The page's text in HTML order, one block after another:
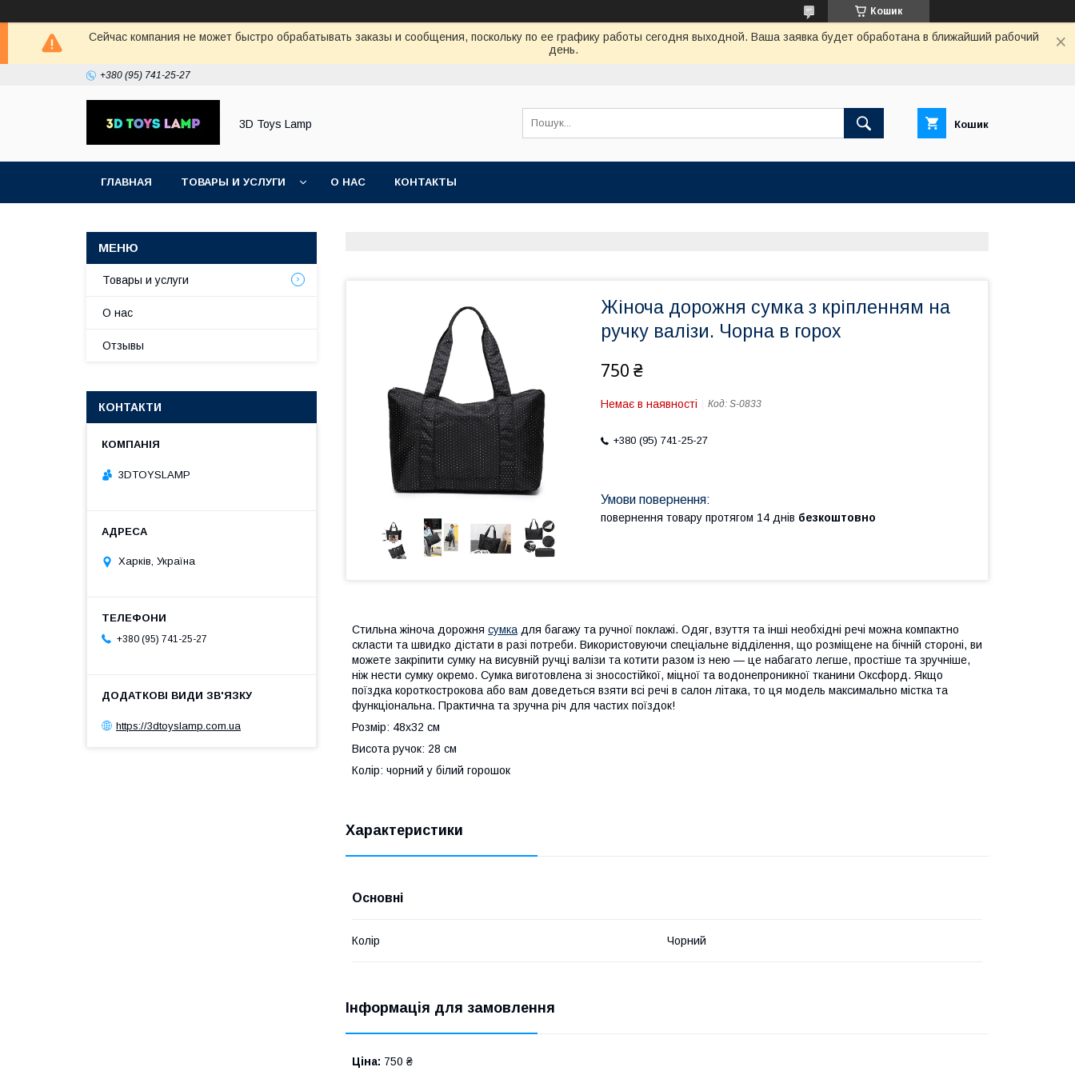
Кошик
Сейчас компания не может быстро обрабатывать заказы и сообщения, поскольку по ее графику работы сегодня выходной. Ваша заявка будет обработана в ближайший рабочий
день.
+380 (95) 741-25-27
3D Toys Lamp Кошик
ГЛАВНАЯ ТОВАРЫ И УСЛУГИ О НАС КОНТАКТЫ
Жіноча дорожня сумка з кріпленням на
ручку валізи. Чорна в горох
750 ₴
Немає в наявності Код: S-0833
+380 (95) 741-25-27
повернення товару протягом 14 днів безкоштовно
Стильна жіноча дорожня сумка для багажу та ручної поклажі. Одяг, взуття та інші необхідні речі можна компактно
скласти та швидко дістати в разі потреби. Використовуючи спеціальне відділення, що розміщене на бічній стороні, ви
можете закріпити сумку на висувній ручці валізи та котити разом із нею — це набагато легше, простіше та зручніше,
ніж нести сумку окремо. Сумка виготовлена зі зносостійкої, міцної та водонепроникної тканини Оксфорд. Якщо
поїздка короткострокова або вам доведеться взяти всі речі в салон літака, то ця модель максимально містка та
функціональна. Практична та зручна річ для частих поїздок!
Розмір: 48х32 см
Висота ручок: 28 см
Колір: чорний у білий горошок
Характеристики
Основні
Колір Чорний
Інформація для замовлення
Ціна: 750 ₴
Товары и услуги
О нас
Отзывы
КОНТАКТИ
3DTOYSLAMP
Харків, Україна
+380 (95) 741-25-27
https://3dtoyslamp.com.ua